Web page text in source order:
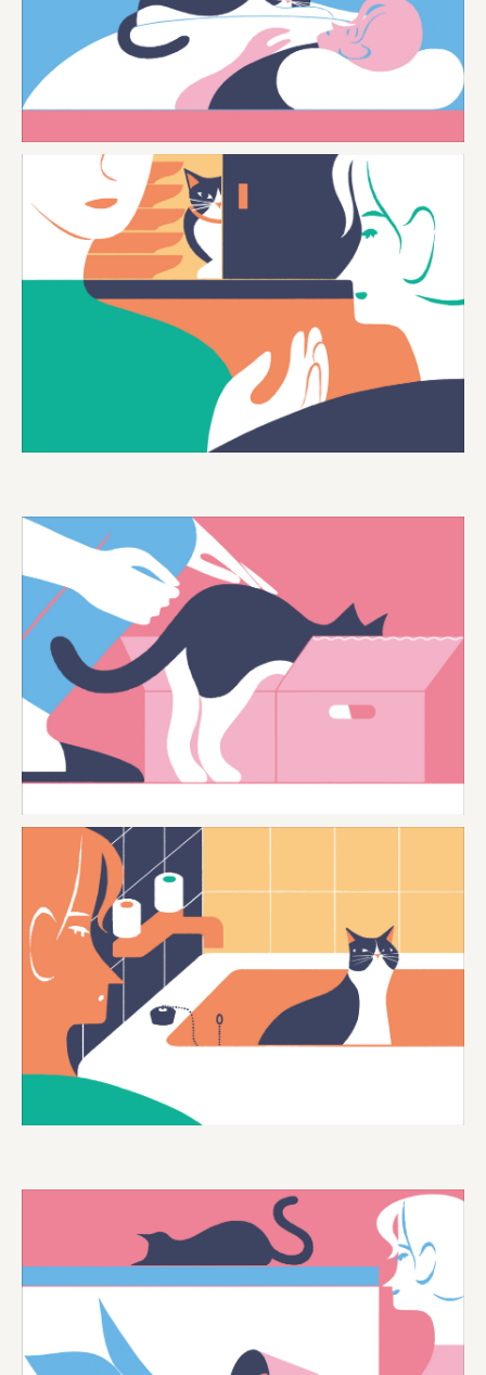
福山電業株式会社
有限会社 南印度洋行
株式会社カタパット
なかがわの恵み活用協議会
GLASS-LAB株式会社
株式会社オカムラ
株式会社ENO.STUDIO
日本商工会議所
ユウキ食品株式会社、株式会社広明通信社
株式会社ニューテックシンセイ
株式会社ドリームプラザ
株式会社ヤマサン
株式会社 マツバラ
株式会社東果堂
アトラス化成
株式会社 中日ステンドアート
株式会社ポーラ
株式会社ロッテ
ourselves
一般財団法人 伝統的工芸品産業振興協会
株式会社池田泉州銀行
岡野バルブ製造株式会社
株式会社ふくや
インターステラテクノロジズ株式会社
キッコーマン食品株式会社
住友化学株式会社